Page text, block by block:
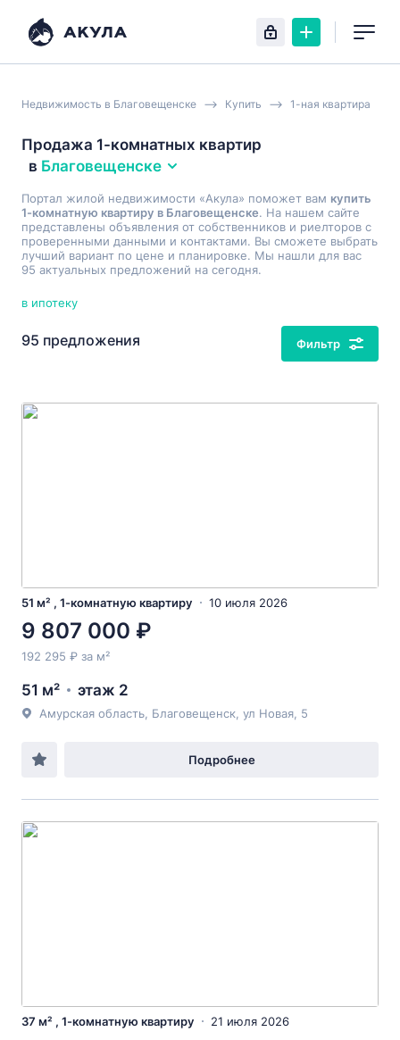
Недвижимость в Благовещенске Купить 1-ная квартира
Продажа 1-комнатных квартир
в Благовещенске
Портал жилой недвижимости «Акула» поможет вам купить
1-комнатную квартиру в Благовещенске. На нашем сайте
представлены объявления от собственников и риелторов с
проверенными данными и контактами. Вы сможете выбрать
лучший вариант по цене и планировке. Мы нашли для вас
95 актуальных предложений на сегодня.
в ипотеку
95 предложения Фильтр
51 м² , 1-комнатную квартиру 10 июля 2026
9 807 000 ₽
192 295 ₽ за м²
51 м² этаж 2
Амурская область, Благовещенск, ул Новая, 5
Подробнее
37 м² , 1-комнатную квартиру 21 июля 2026